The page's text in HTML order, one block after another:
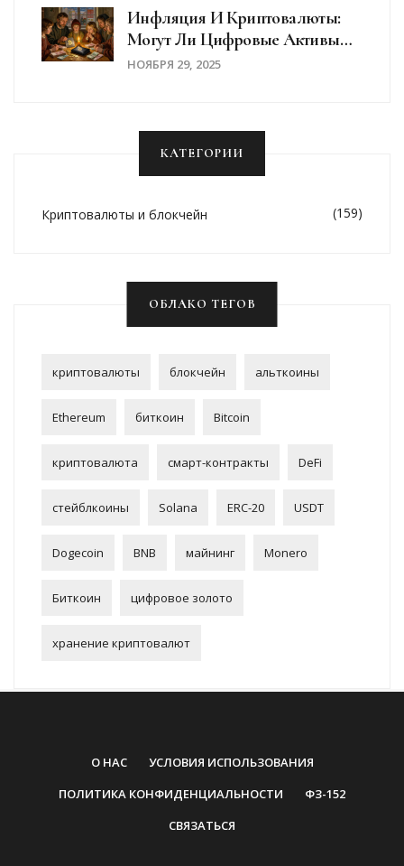
Инфляция И Криптовалюты:
Могут Ли Цифровые Активы
Защитить Сбережения В 2025
НОЯБРЯ 29, 2025
КАТЕГОРИИ
Криптовалюты и блокчейн (159)
ОБЛАКО ТЕГОВ
криптовалюты блокчейн альткоины
Ethereum биткоин Bitcoin
криптовалюта смарт-контракты DeFi
стейблкоины Solana ERC-20 USDT
Dogecoin BNB майнинг Monero
Биткоин цифровое золото
хранение криптовалют
О НАС
УСЛОВИЯ ИСПОЛЬЗОВАНИЯ
ПОЛИТИКА КОНФИДЕНЦИАЛЬНОСТИ
ФЗ-152
СВЯЗАТЬСЯ